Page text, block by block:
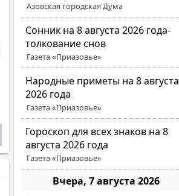
Азовская городская Дума
Сонник на 8 августа 2026 года-
толкование снов
Газета «Приазовье»
Народные приметы на 8 августа
2026 года
Газета «Приазовье»
Гороскоп для всех знаков на 8
августа 2026 года
Газета «Приазовье»
Вчера, 7 августа 2026